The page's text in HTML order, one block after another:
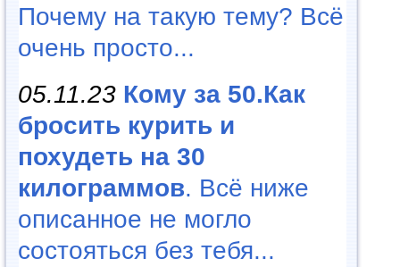
Почему на такую тему? Всё
очень просто...
05.11.23 Кому за 50.Как
бросить курить и
похудеть на 30
килограммов. Всё ниже
описанное не могло
состояться без тебя...